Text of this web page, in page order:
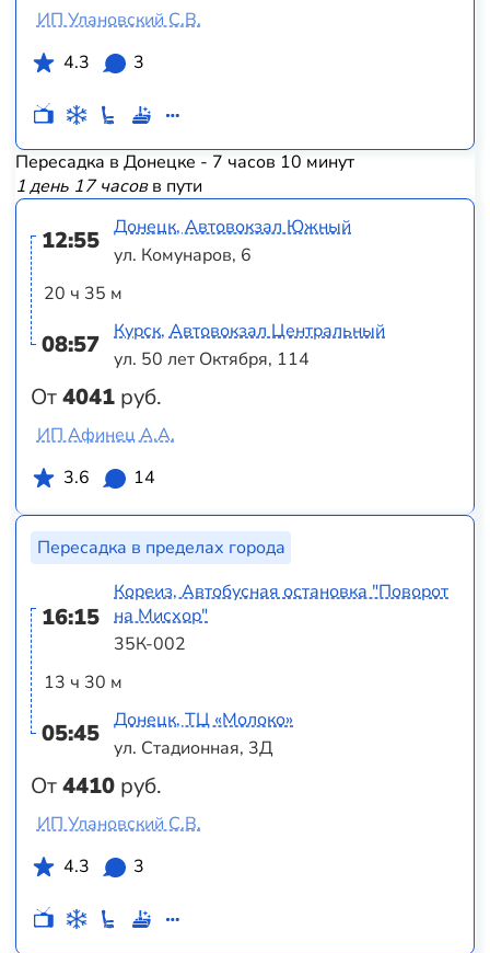
ИП Улановский С.В.
4.3
3
Пересадка в Донецке - 7 часов 10 минут
1 день 17 часовв пути
12:55
20 ч 35 м
08:57
От4041 руб.
Донецк, Автовокзал Южный
ул. Комунаров, 6
Курск, Автовокзал Центральный
ул. 50 лет Октября, 114
ИП Афинец А.А.
3.6
14
Пересадка в пределах города
16:15
13 ч 30 м
05:45
От4410 руб.
Кореиз, Автобусная остановка "Поворот
на Мисхор"
35К-002
Донецк, ТЦ «Молоко»
ул. Стадионная, 3Д
ИП Улановский С.В.
4.3
3